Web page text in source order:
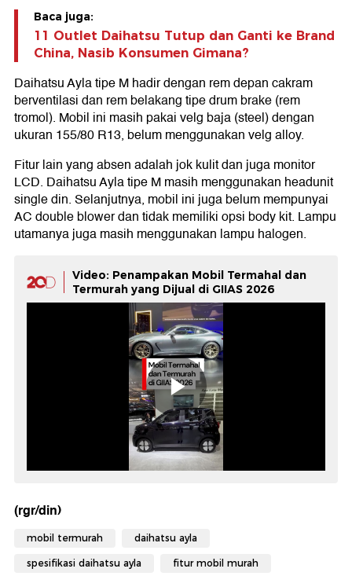
Baca juga:
11 Outlet Daihatsu Tutup dan Ganti ke Brand
China, Nasib Konsumen Gimana?
Daihatsu Ayla tipe M hadir dengan rem depan cakram
berventilasi dan rem belakang tipe drum brake (rem
tromol). Mobil ini masih pakai velg baja (steel) dengan
ukuran 155/80 R13, belum menggunakan velg alloy.
Fitur lain yang absen adalah jok kulit dan juga monitor
LCD. Daihatsu Ayla tipe M masih menggunakan headunit
single din. Selanjutnya, mobil ini juga belum mempunyai
AC double blower dan tidak memiliki opsi body kit. Lampu
utamanya juga masih menggunakan lampu halogen.
Video: Penampakan Mobil Termahal dan
Termurah yang Dijual di GIIAS 2026
(rgr/din)
mobil termurah daihatsu ayla
spesifikasi daihatsu ayla fitur mobil murah